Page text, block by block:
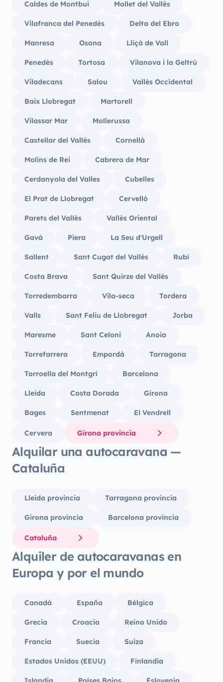
Caldes de Montbui Mollet del Vallès
Vilafranca del Penedès Delta del Ebro
Manresa Osona Lliçà de Vall
Penedès Tortosa Vilanova i la Geltrú
Viladecans Salou Vallès Occidental
Baix Llobregat Martorell
Vilassar Mar Mollerussa
Castellar del Vallès Cornellà
Molins de Rei Cabrera de Mar
Cerdanyola del Valles Cubelles
El Prat de Llobregat Cervelló
Parets del Vallès Vallès Oriental
Gavà Piera La Seu d'Urgell
Sallent Sant Cugat del Vallès Rubí
Costa Brava Sant Quirze del Vallès
Torredembarra Vila-seca Tordera
Valls Sant Feliu de Llobregat Jorba
Maresme Sant Celoni Anoia
Torrefarrera Empordà Tarragona
Torroella del Montgrí Barcelona
Lleida Costa Dorada Girona
Bages Sentmenat El Vendrell
Cervera Girona provincia
Alquilar una autocaravana —
Cataluña
Lleida provincia Tarragona provincia
Girona provincia Barcelona provincia
Cataluña
Alquiler de autocaravanas en
Europa y por el mundo
Canadá España Bélgica
Grecia Croacia Reino Unido
Francia Suecia Suiza
Estados Unidos (EEUU) Finlandia